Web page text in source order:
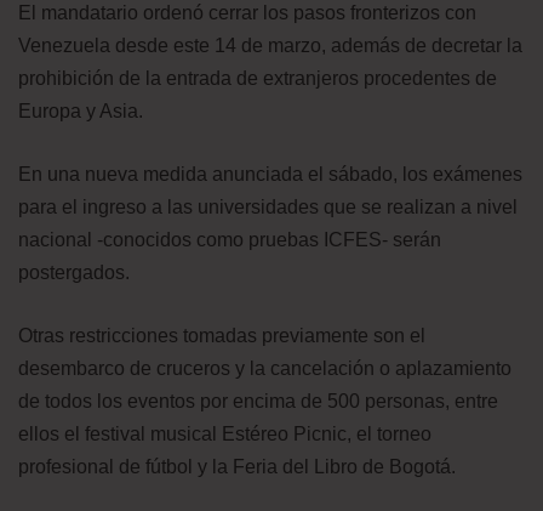
El mandatario ordenó cerrar los pasos fronterizos con
Venezuela desde este 14 de marzo, además de decretar la
prohibición de la entrada de extranjeros procedentes de
Europa y Asia.
En una nueva medida anunciada el sábado, los exámenes
para el ingreso a las universidades que se realizan a nivel
nacional -conocidos como pruebas ICFES- serán
postergados.
Otras restricciones tomadas previamente son el
desembarco de cruceros y la cancelación o aplazamiento
de todos los eventos por encima de 500 personas, entre
ellos el festival musical Estéreo Picnic, el torneo
profesional de fútbol y la Feria del Libro de Bogotá.